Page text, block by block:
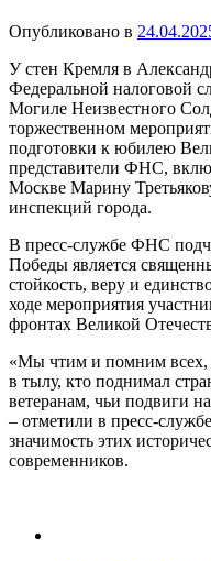
Опубликовано в
У стен Кремля в
Федеральной налоговой
Могиле Неизвестного
торжественном
подготовки к юбилею
представители ФНС,
Москве Марину
инспекций города.
В пресс-службе ФНС
Победы является
стойкость, веру и
ходе мероприятия
фронтах Великой
«Мы чтим и помним всех,
в тылу, кто поднимал
ветеранам, чьи подвиги
– отметили в пресс-
значимость этих
современников.